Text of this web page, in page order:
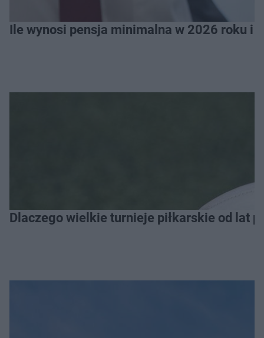
Ile wynosi pensja minimalna w 2026 roku i
Dlaczego wielkie turnieje piłkarskie od lat